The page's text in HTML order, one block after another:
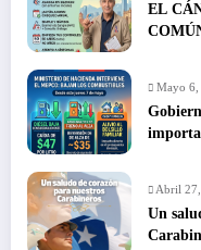
EL
Mayo 6,
Abril
Un